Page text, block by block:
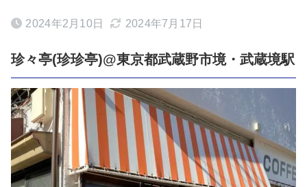
2024年2月10日 2024年7月17日
珍々亭(珍珍亭)@東京都武蔵野市境・武蔵境駅